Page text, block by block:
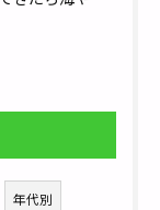
年代別